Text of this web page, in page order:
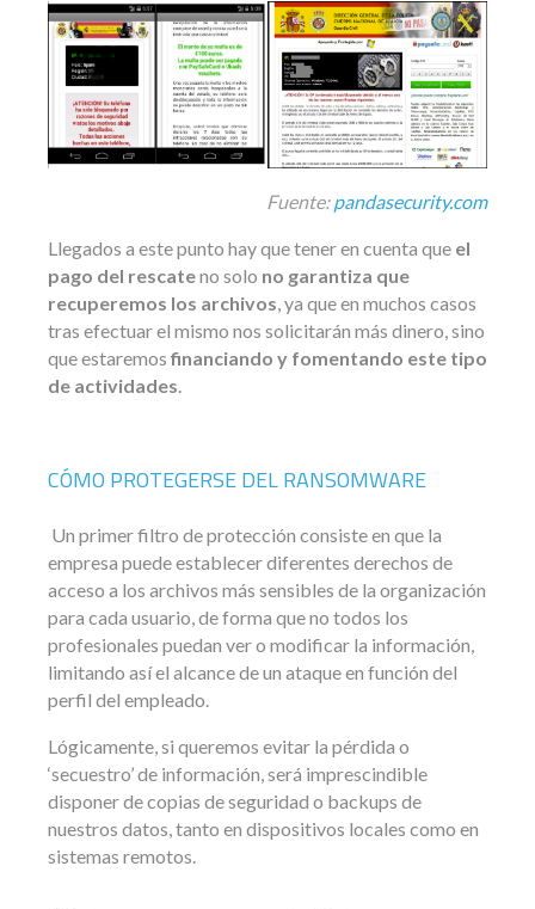
Fuente:pandasecurity.com
Llegados a este punto hay que tener en cuenta que el
pago del rescateno solo no garantiza que
recuperemos los archivos, ya que en muchos casos
tras efectuar el mismo nos solicitarán más dinero, sino
que estaremosfinanciando y fomentando este tipo
de actividades.
CÓMO PROTEGERSE DEL RANSOMWARE
Un primer filtro de protección consiste en que la
empresa puede establecer diferentes derechos de
acceso a los archivos más sensibles de la organización
para cada usuario, de forma que no todos los
profesionales puedan ver o modificar la información,
limitando así el alcance de un ataque en función del
perfil del empleado.
Lógicamente, si queremos evitar la pérdida o
‘secuestro’ de información, será imprescindible
disponer de copias de seguridad o backups de
nuestros datos, tanto en dispositivos locales como en
sistemas remotos.